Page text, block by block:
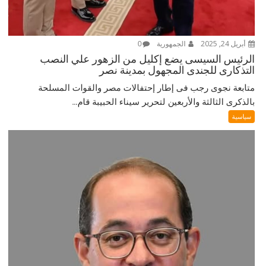
أبريل 24, 2025 الجمهورية 0
الرئيس السيسى يضع إكليل من الزهور علي النصب
التذكارى للجندى المجهول بمدينة نصر
متابعة نجوى رجب فى إطار إحتفالات مصر والقوات المسلحة
بالذكرى الثالثة والأربعين لتحرير سيناء الحبيبة قام...
سياسية